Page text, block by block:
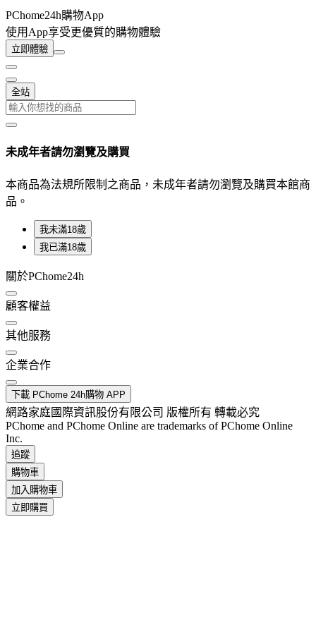
PChome24h購物App
使用App享受更優質的購物體驗
立即體驗
全站
未成年者請勿瀏覽及購買
本商品為法規所限制之商品，未成年者請勿瀏覽及購買本館商
品。
我未滿18歲
我已滿18歲
關於PChome24h
顧客權益
其他服務
企業合作
下載 PChome 24h購物 APP
網路家庭國際資訊股份有限公司 版權所有 轉載必究
PChome and PChome Online are trademarks of PChome Online
Inc.
追蹤
購物車
加入購物車
立即購買